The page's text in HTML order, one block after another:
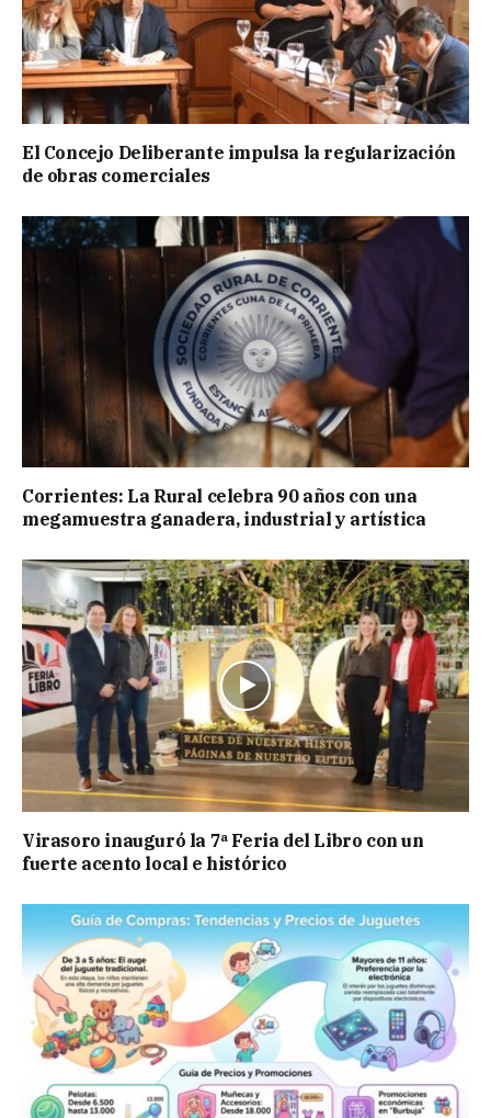
El Concejo Deliberante impulsa la regularización
de obras comerciales
Corrientes: La Rural celebra 90 años con una
megamuestra ganadera, industrial y artística
Virasoro inauguró la 7ª Feria del Libro con un
fuerte acento local e histórico